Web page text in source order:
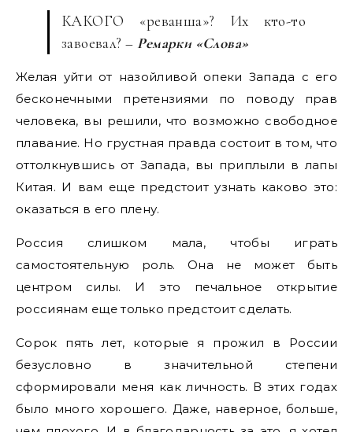
КАКОГО «реванша»? Их кто-то
завоевал? – Ремарки «Слова»
Желая уйти от назойливой опеки Запада с его
бесконечными претензиями по поводу прав
человека, вы решили, что возможно свободное
плавание. Но грустная правда состоит в том, что
оттолкнувшись от Запада, вы приплыли в лапы
Китая. И вам еще предстоит узнать каково это:
оказаться в его плену.
Россия слишком мала, чтобы играть
самостоятельную роль. Она не может быть
центром силы. И это печальное открытие
россиянам еще только предстоит сделать.
Сорок пять лет, которые я прожил в России
безусловно в значительной степени
сформировали меня как личность. В этих годах
было много хорошего. Даже, наверное, больше,